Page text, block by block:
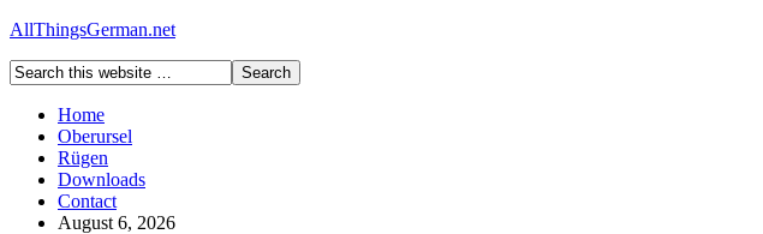
AllThingsGerman.net
Home
Oberursel
Rügen
Downloads
Contact
August 6, 2026